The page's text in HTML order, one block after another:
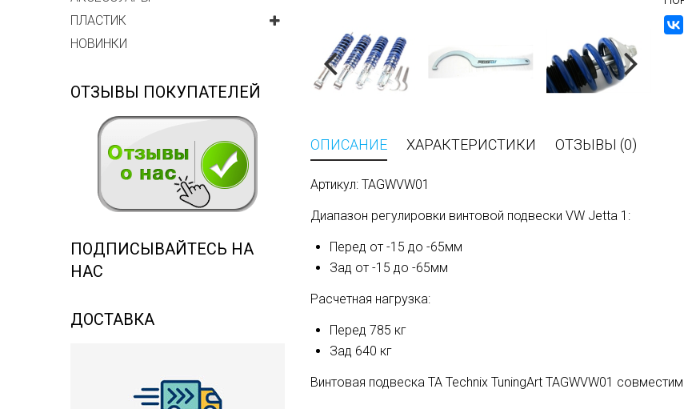
ПЛАСТИК
НОВИНКИ
ОТЗЫВЫ ПОКУПАТЕЛЕЙ
ПОДПИСЫВАЙТЕСЬ НА
НАС
ДОСТАВКА
ОПИСАНИЕ ХАРАКТЕРИСТИКИ ОТЗЫВЫ (0)
Артикул: TAGWVW01
Диапазон регулировки винтовой подвески VW Jetta 1:
Перед от -15 до -65мм
Зад от -15 до -65мм
Расчетная нагрузка:
Перед 785 кг
Зад 640 кг
Винтовая подвеска TA Technix TuningArt TAGWVW01